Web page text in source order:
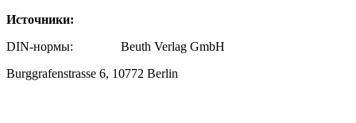
Источники:
DIN-нормы: Beuth Verlag GmbH
Burggrafenstrasse 6, 10772 Berlin